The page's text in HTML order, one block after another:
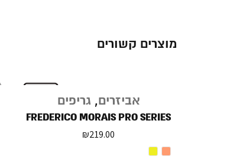
מוצרים קשורים
אביזרים, גריפים
FREDERICO MORAIS PRO SERIES
₪219.00